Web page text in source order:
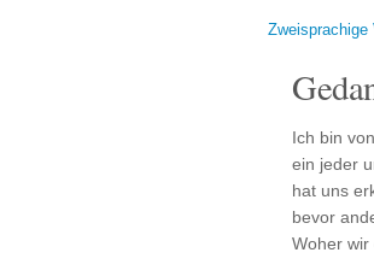
Zweisprachige
Ich bin
ein jeder
hat uns
bevor
Woher wir